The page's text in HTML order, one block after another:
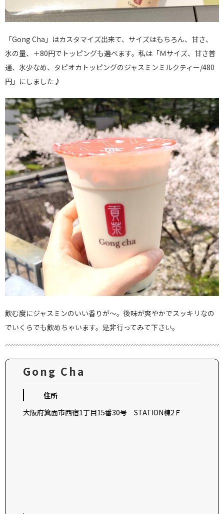
「Gong Cha」はカスタマイズ出来て、サイズはもちろん、甘さ、
氷の量、＋80円でトッピングも選べます。私は「Ｍサイズ、甘さ普
通、氷少なめ、タピオカトッピングのジャスミンミルクティー/480
円」にしました♪
飲む度にジャスミンのいい香りが～。後味が爽やかでスッキリなの
でいくらでも飲めちゃいます。是非行ってみて下さい。
Gong Cha
住所
大阪府箕面市西宿1丁目15番30号 STATION棟2Ｆ